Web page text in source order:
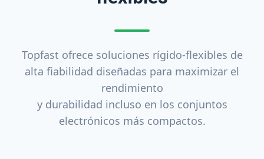
Topfast ofrece soluciones rígido-flexibles de
alta fiabilidad diseñadas para maximizar el
rendimiento
y durabilidad incluso en los conjuntos
electrónicos más compactos.